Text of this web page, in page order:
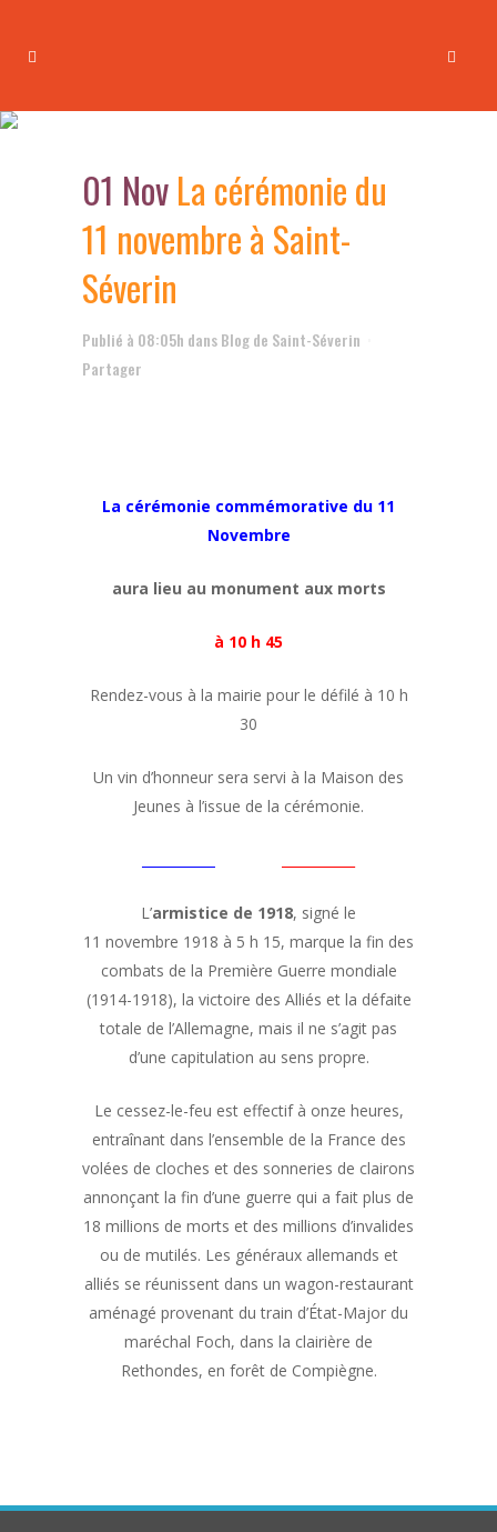
01 NovLa cérémonie du
11 novembre à Saint-
Séverin
Publié à 08:05h dansBlog de Saint-Séverin
Partager
La cérémonie commémorative du 11
Novembre
aura lieu au monument aux morts
à 10 h 45
Rendez-vous à la mairie pour le défilé à 10 h
30
Un vin d’honneur sera servi à la Maison des
Jeunes à l’issue de la cérémonie.
L’armistice de 1918, signé le
11 novembre 1918 à 5 h 15, marque la fin des
combats de la Première Guerre mondiale
(1914-1918), la victoire des Alliés et la défaite
totale de l’Allemagne, mais il ne s’agit pas
d’une capitulation au sens propre.
Le cessez-le-feu est effectif à onze heures,
entraînant dans l’ensemble de la France des
volées de cloches et des sonneries de clairons
annonçant la fin d’une guerre qui a fait plus de
18 millions de morts et des millions d’invalides
ou de mutilés. Les généraux allemands et
alliés se réunissent dans un wagon-restaurant
aménagé provenant du train d’État-Major du
maréchal Foch, dans la clairière de
Rethondes, en forêt de Compiègne.